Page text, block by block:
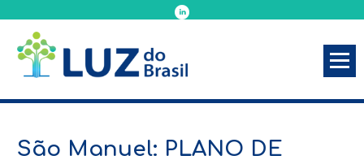
São Manuel: PLANO DE